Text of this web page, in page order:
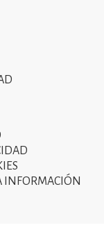
INFORMACIÓN